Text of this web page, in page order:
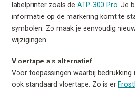
labelprinter zoals de ATP-300 Pro . Je
informatie op de markering komt te
symbolen. Zo maak je eenvoudig
wijzigingen.
Vloertape als alternatief
Voor toepassingen waarbij bedrukking
ook standaard vloertape. Zo is er